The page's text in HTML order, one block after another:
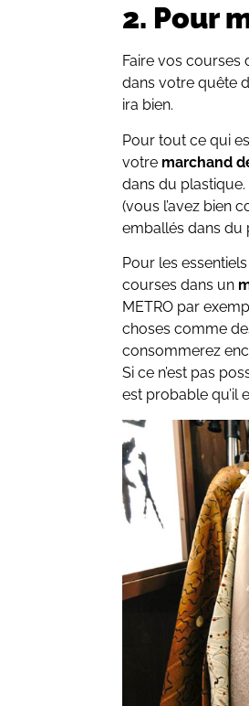
2. Pour
Faire vos
dans votre quête
ira bien.
Pour tout ce qui
votre marchand
dans du plastique.
(vous l’avez bien
emballés dans du
Pour les
courses dans un
METRO par
choses comme
consommerez
Si ce n’est pas
est probable qu’il